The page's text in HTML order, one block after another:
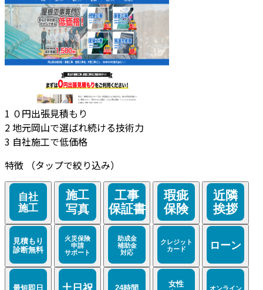
1 ０円出張見積もり
2地元岡山で選ばれ続ける技術力
3 自社施工で低価格
特徴
（タップで絞り込み）